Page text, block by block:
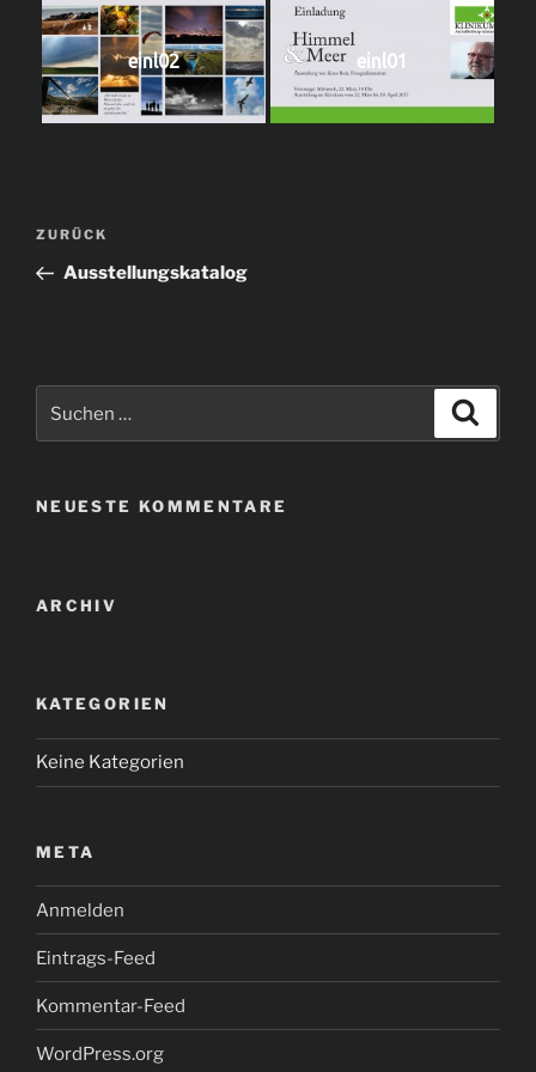
einl02 einl01
Beitragsnavigation
Vorheriger
Beitrag
ZURÜCK
Ausstellungskatalog
NEUESTE KOMMENTARE
ARCHIV
KATEGORIEN
Keine Kategorien
META
Anmelden
Eintrags-Feed
Kommentar-Feed
WordPress.org